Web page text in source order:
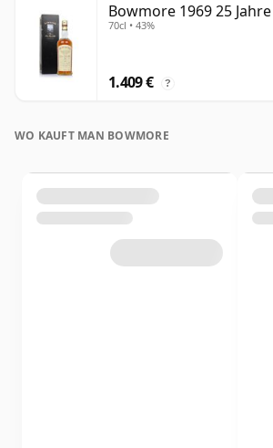
Bowmore 1969 25
70cl • 43%
1.409 € ?
WO KAUFT MAN BOWMORE